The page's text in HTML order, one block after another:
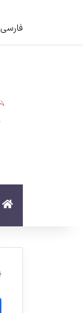
فارسی